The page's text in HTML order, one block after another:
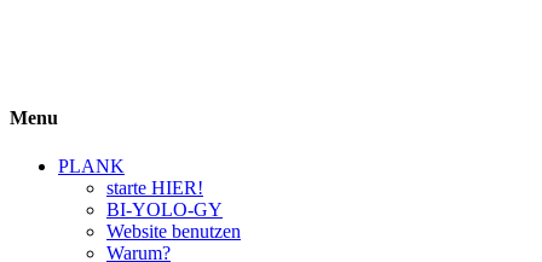
Menu
PLANK
starte HIER!
BI-YOLO-GY
Website benutzen
Warum?